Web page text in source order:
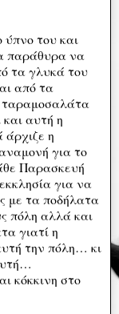
ύπνο του και
παράθυρα να
τα γλυκά του
από τα
ταραμοσαλάτα
αυτή η
η
για το
Παρασκευή
για να
με τα ποδήλατα
πόλη αλλά και
γιατί η
την πόλη… κι
κόκκινη στο